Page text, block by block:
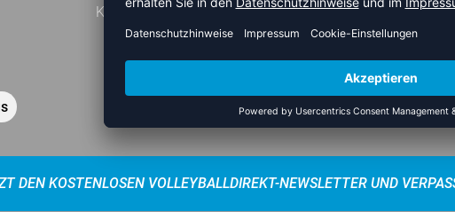
Kataloge
DEN KOSTENLOSEN VOLLEYBALLDIREKT-NEWSLETTER UND